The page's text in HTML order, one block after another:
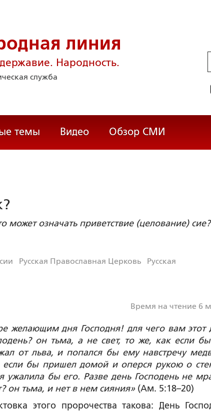
линия
Народность.
служба
темы Видео Обзор СМИ
может означать приветствие (целование)
Русская Православная Церковь
Русская
Время на чтение 6
желающим дня Господня! для чего вам этот
он тьма, а не свет, то же, как если
от льва, и попался бы ему навстречу
если бы пришел домой и оперся рукою о
ужалила бы его. Разве день Господень не
он тьма, и нет в нем сияния» (Ам. 5:18–20)
этого пророчества такова: День